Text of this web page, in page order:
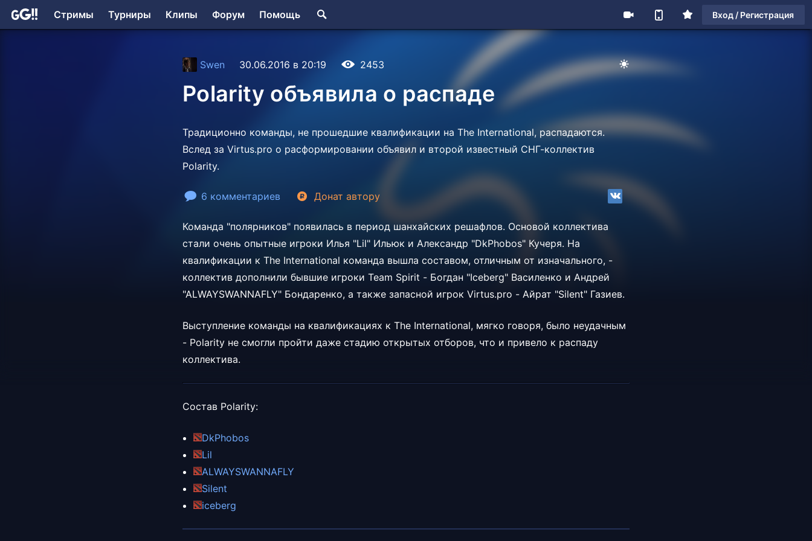
Стримы Турниры Клипы Форум Помощь Вход / Регистрация
Swen 30.06.2016 в 20:19 2453
Polarity объявила о распаде
Традиционно команды, не прошедшие квалификации на The International, распадаются.
Вслед за Virtus.pro о расформировании объявил и второй известный СНГ-коллектив
Polarity.
6 комментариев Донат автору
Команда "полярников" появилась в период шанхайских решафлов. Основой коллектива
стали очень опытные игроки Илья "Lil" Ильюк и Александр "DkPhobos" Кучеря. На
квалификации к The International команда вышла составом, отличным от изначального, -
коллектив дополнили бывшие игроки Team Spirit - Богдан "Iceberg" Василенко и Андрей
"ALWAYSWANNAFLY" Бондаренко, а также запасной игрок Virtus.pro - Айрат "Silent" Газиев.
Выступление команды на квалификациях к The International, мягко говоря, было неудачным
- Polarity не смогли пройти даже стадию открытых отборов, что и привело к распаду
коллектива.
Состав Polarity:
DkPhobos
Lil
ALWAYSWANNAFLY
Silent
iceberg